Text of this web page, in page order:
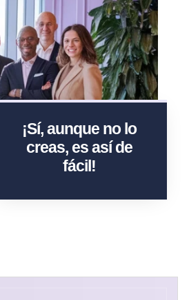
¡Sí, aunque no lo
creas, es así de
fácil!